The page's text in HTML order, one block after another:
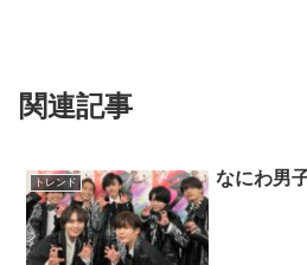
関連記事
トレンド なにわ男